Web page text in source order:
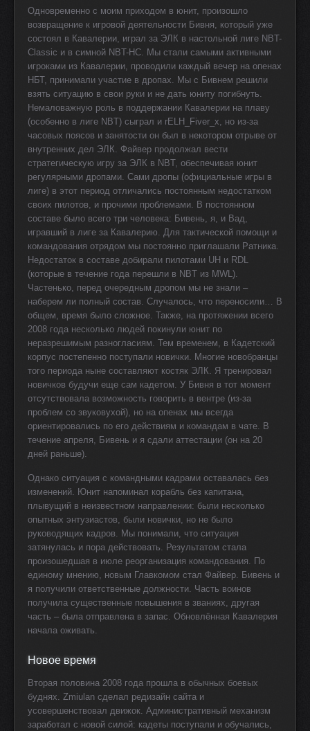
Одновременно с моим приходом в юнит, произошло
возвращение к игровой деятельности Бивня, который уже
состоял в Кавалерии, играл за ЭЛК в настольной лиге NBT-
Classic и в симной NBT-HC. Мы стали самыми активными
игроками из Кавалерии, проводили каждый вечер на опенах
НБТ, принимали участие в дропах. Мы с Бивнем решили
взять ситуацию в свои руки и не дать юниту погибнуть.
Немаловажную роль в поддержании Кавалерии на плаву
(особенно в лиге NBT) сыграл и rELH_Fiver_x, но из-за
часовых поясов и занятости он был в некотором отрыве от
внутренних дел ЭЛК. Файвер продолжал вести
стратегическую игру за ЭЛК в NBT, обеспечивая юнит
регулярными дропами. Сами дропы (официальные игры в
лиге) в этот период отличались постоянным недостатком
своих пилотов, и прочими проблемами. В постоянном
составе было всего три человека: Бивень, я, и Вад,
игравший в лиге за Кавалерию. Для тактической помощи и
командования отрядом мы постоянно приглашали Ратника.
Недостаток в составе добирали пилотами UH и RDL
(которые в течение года перешли в NBT из MWL).
Частенько, перед очередным дропом мы не знали –
наберем ли полный состав. Случалось, что переносили… В
общем, время было сложное. Также, на протяжении всего
2008 года несколько людей покинули юнит по
неразрешимым разногласиям. Тем временем, в Кадетский
корпус постепенно поступали новички. Многие новобранцы
того периода ныне составляют костяк ЭЛК. Я тренировал
новичков будучи еще сам кадетом. У Бивня в тот момент
отсутствовала возможность говорить в вентре (из-за
проблем со звуковухой), но на опенах мы всегда
ориентировались по его действиям и командам в чате. В
течение апреля, Бивень и я сдали аттестации (он на 20
дней раньше).
Однако ситуация с командными кадрами оставалась без
изменений. Юнит напоминал корабль без капитана,
плывущий в неизвестном направлении: были несколько
опытных энтузиастов, были новички, но не было
руководящих кадров. Мы понимали, что ситуация
затянулась и пора действовать. Результатом стала
произошедшая в июле реорганизация командования. По
единому мнению, новым Главкомом стал Файвер. Бивень и
я получили ответственные должности. Часть воинов
получила существенные повышения в званиях, другая
часть – была отправлена в запас. Обновлённая Кавалерия
начала оживать.
Новое время
Вторая половина 2008 года прошла в обычных боевых
буднях. Zmiulan сделал редизайн сайта и
усовершенствовал движок. Административный механизм
заработал с новой силой: кадеты поступали и обучались,